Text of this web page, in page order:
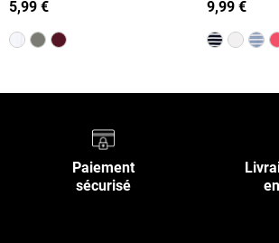
5,99 € 9,99 €
Paiement
sécurisé